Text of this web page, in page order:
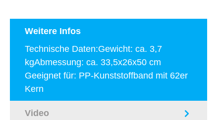
Weitere Infos
Technische Daten:Gewicht: ca. 3,7
kgAbmessung: ca. 33,5x26x50 cm
Geeignet für: PP-Kunststoffband mit 62er
Kern
Video